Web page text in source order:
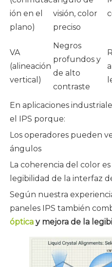
ión en el
plano)
visión, color
preciso
VA
(alineación
vertical)
Negros
profundos y
de alto
contraste
En aplicaciones
el IPS porque:
Los operadores pueden
ángulos
La coherencia del color
legibilidad de la interfaz
Según nuestra
paneles IPS también
óptica y mejora de la